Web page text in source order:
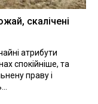
скалічені
атрибути
спокійніше, та
праву і